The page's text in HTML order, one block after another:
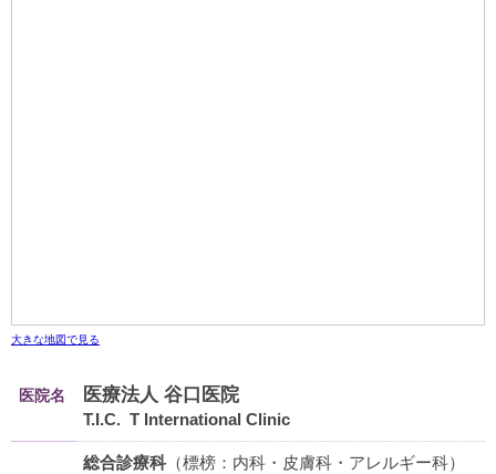
大きな地図で見る
医院名 医療法人 谷口医院
T.I.C. T International Clinic
総合診療科（標榜：内科・皮膚科・アレルギー科）